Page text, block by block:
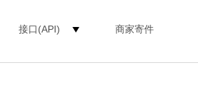
接口(API) 商家寄件